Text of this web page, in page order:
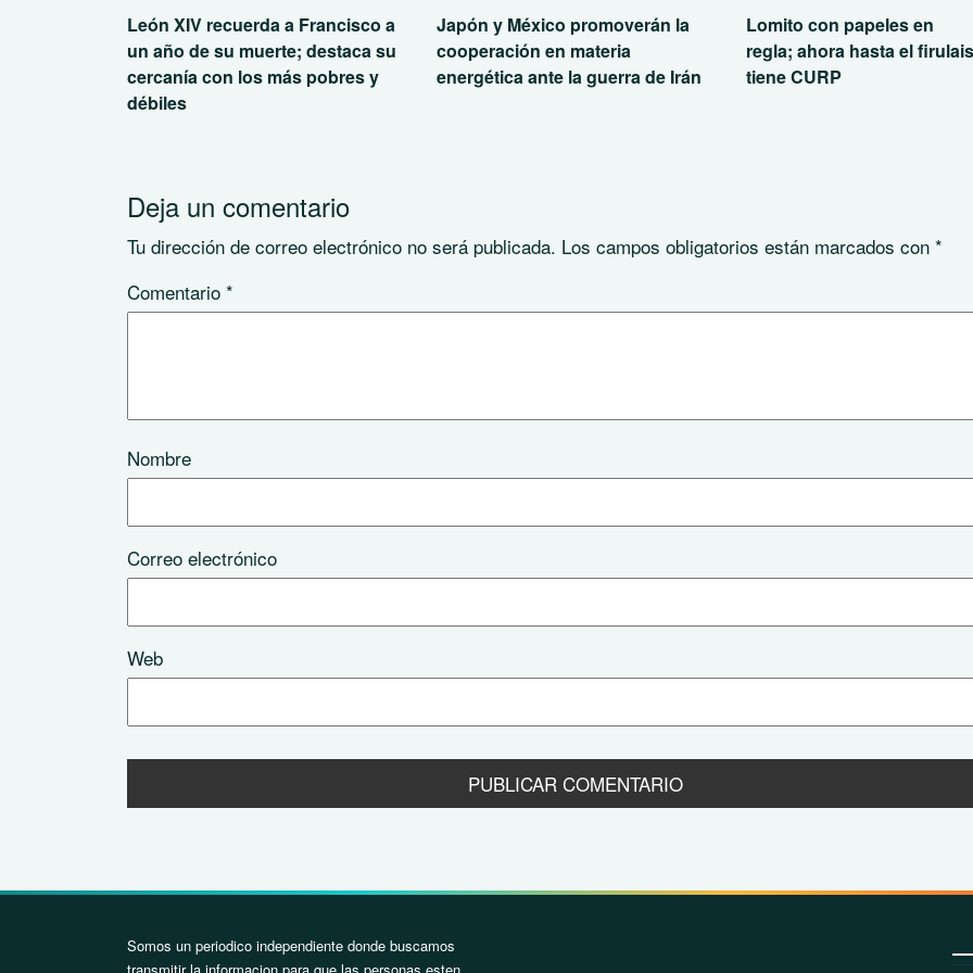
León XIV recuerda a Francisco a
un año de su muerte; destaca su
cercanía con los más pobres y
débiles
Japón y México promoverán la
cooperación en materia
energética ante la guerra de Irán
Lomito con papeles en
regla; ahora hasta el
tiene CURP
Deja un comentario
Tu dirección de correo electrónico no será publicada. Los campos obligatorios están marcados con *
Comentario *
Nombre
Correo electrónico
Web
Somos un periodico independiente donde buscamos